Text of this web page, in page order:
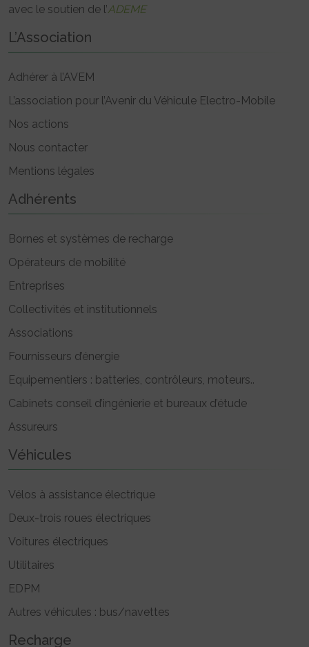
avec le soutien de l’ADEME
L’Association
Adhérer à l’AVEM
L’association pour l’Avenir du Véhicule Electro-Mobile
Nos actions
Nous contacter
Mentions légales
Adhérents
Bornes et systèmes de recharge
Opérateurs de mobilité
Entreprises
Collectivités et institutionnels
Associations
Fournisseurs d’énergie
Equipementiers : batteries, contrôleurs, moteurs..
Cabinets conseil d’ingénierie et bureaux d’étude
Assureurs
Véhicules
Vélos à assistance électrique
Deux-trois roues électriques
Voitures électriques
Utilitaires
EDPM
Autres véhicules : bus/navettes
Recharge